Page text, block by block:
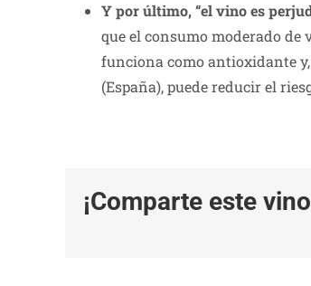
Y por último, “el vino es
que el consumo moderado de
funciona como antioxidante
(España), puede reducir el
¡Comparte este